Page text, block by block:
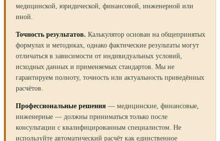
медицинской, юридической, финансовой, инженерной или
иной.
Точность результатов. Калькулятор основан на общепринятых
формулах и методиках, однако фактические результаты могут
отличаться в зависимости от индивидуальных условий,
исходных данных и применяемых стандартов. Мы не
гарантируем полноту, точность или актуальность приведённых
расчётов.
Профессиональные решения — медицинские, финансовые,
инженерные — должны приниматься только после
консультации с квалифицированным специалистом. Не
используйте автоматический расчёт как единственное